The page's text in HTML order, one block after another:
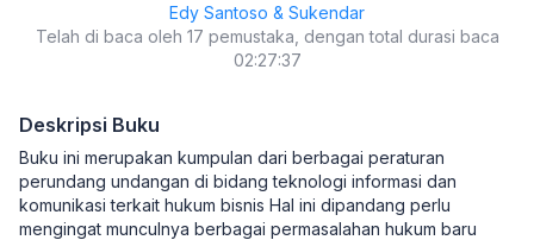
Edy Santoso & Sukendar
Telah di baca oleh 17 pemustaka, dengan total durasi baca
02:27:37
Deskripsi Buku
Buku ini merupakan kumpulan dari berbagai peraturan
perundang undangan di bidang teknologi informasi dan
komunikasi terkait hukum bisnis Hal ini dipandang perlu
mengingat munculnya berbagai permasalahan hukum baru